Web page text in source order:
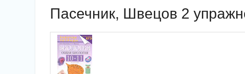
Пасечник, Швецов 2